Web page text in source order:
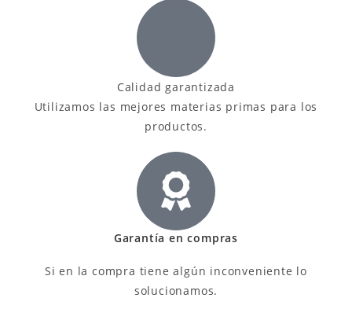
Calidad garantizada
Utilizamos las mejores materias primas para los
productos.
Garantía en compras
Si en la compra tiene algún inconveniente lo
solucionamos.